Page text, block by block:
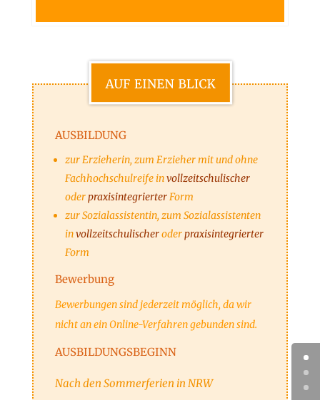
AUSBILDUNG
zur Erzieherin, zum Erzieher mit und ohne
Fachhochschulreife invollzeitschulischer
oderpraxisintegrierterForm
zur Sozialassistentin, zum Sozialassistenten
invollzeitschulischeroderpraxisintegrierter
Form
Bewerbung
Bewerbungen sind jederzeit möglich, da wir
nicht an ein Online-Verfahren gebunden sind.
AUSBILDUNGS­BEGINN
Nach den Sommerferien in NRW